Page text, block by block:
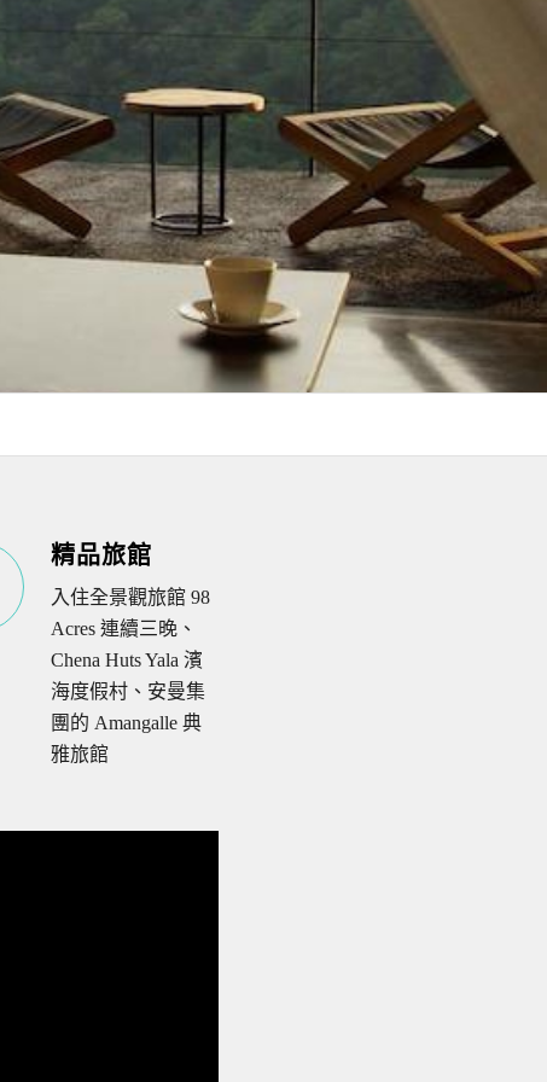
精品旅館
入住全景觀旅館 98
Acres 連續三晚、
Chena Huts Yala 濱
海度假村、安曼集
團的 Amangalle 典
雅旅館